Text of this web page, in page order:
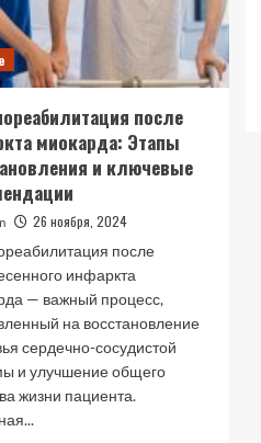
после
миокарда: Этапы
и ключевые
26 ноября, 2024
после
инфаркта
— важный процесс,
на восстановление
сердечно-сосудистой
и улучшение общего
жизни пациента.